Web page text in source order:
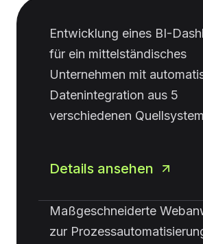
Entwicklung eines BI-
für ein mittelständisches
Unternehmen mit
Datenintegration aus 5
verschiedenen
Details ansehen
Maßgeschneiderte
zur